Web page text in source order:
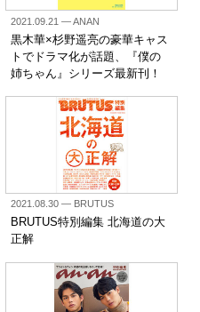
2021.09.21— ANAN
黒木華×杉野遥亮の豪華キャス
トでドラマ化が話題、『僕の
姉ちゃん』シリーズ最新刊！
2021.08.30— BRUTUS
BRUTUS特別編集 北海道の大
正解